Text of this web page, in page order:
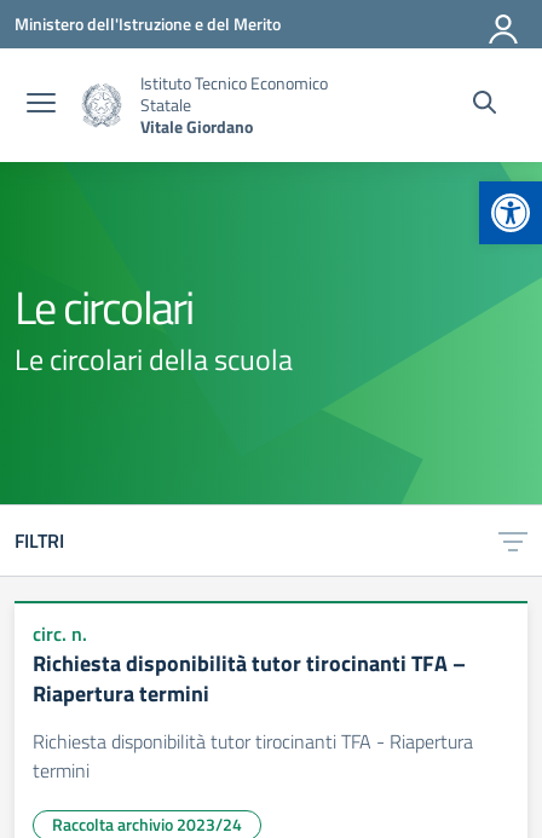
Vai ai contenuti
Vai al menu di navigazione
Vai al footer
Ministero dell'Istruzione e del Merito
Istituto Tecnico Economico
Statale
Vitale Giordano
Le circolari
Le circolari della scuola
FILTRI
circ. n.
Richiesta disponibilità tutor tirocinanti TFA –
Riapertura termini
Richiesta disponibilità tutor tirocinanti TFA - Riapertura
termini
Raccolta archivio 2023/24